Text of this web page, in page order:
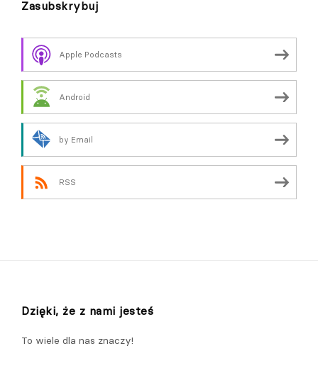
Zasubskrybuj
Apple Podcasts
Android
by Email
RSS
Dzięki, że z nami jesteś
To wiele dla nas znaczy!